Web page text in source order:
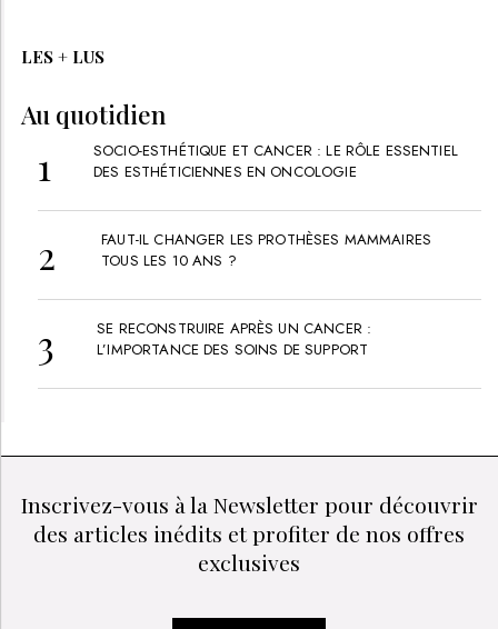
LES + LUS
Au quotidien
SOCIO-ESTHÉTIQUE ET CANCER : LE RÔLE ESSENTIEL
DES ESTHÉTICIENNES EN ONCOLOGIE
FAUT-IL CHANGER LES PROTHÈSES MAMMAIRES
TOUS LES 10 ANS ?
SE RECONSTRUIRE APRÈS UN CANCER :
L’IMPORTANCE DES SOINS DE SUPPORT
Inscrivez-vous à la Newsletter pour découvrir
des articles inédits et profiter de nos offres
exclusives